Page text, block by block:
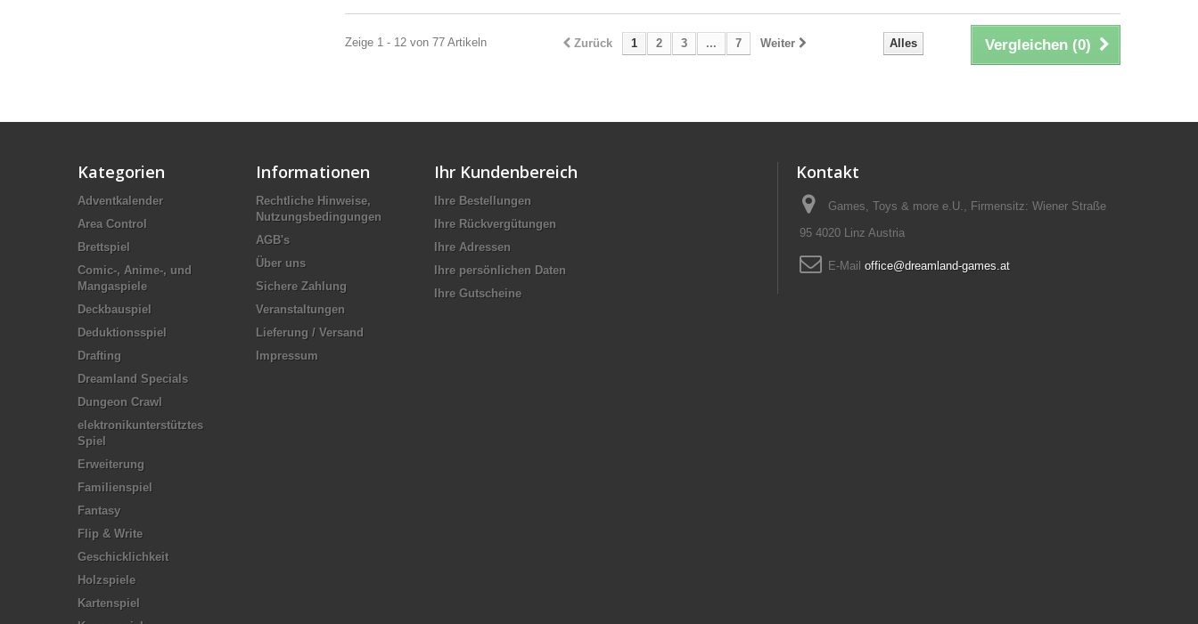
Vergleichen (0)
Alles
Zurück 1 2 3 ... 7 Weiter
Zeige 1 - 12 von 77 Artikeln
Kategorien
Adventkalender
Area Control
Brettspiel
Comic-, Anime-, und
Mangaspiele
Deckbauspiel
Deduktionsspiel
Drafting
Dreamland Specials
Dungeon Crawl
elektronikunterstütztes
Spiel
Erweiterung
Familienspiel
Fantasy
Flip & Write
Geschicklichkeit
Holzspiele
Kartenspiel
Informationen
Rechtliche Hinweise,
Nutzungsbedingungen
AGB's
Über uns
Sichere Zahlung
Veranstaltungen
Lieferung / Versand
Impressum
Ihr Kundenbereich
Ihre Bestellungen
Ihre Rückvergütungen
Ihre Adressen
Ihre persönlichen Daten
Ihre Gutscheine
Kontakt
Games, Toys & more e.U., Firmensitz: Wiener Straße
95 4020 Linz Austria
E-Mail office@dreamland-games.at